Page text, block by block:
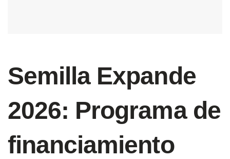
Semilla Expande
2026: Programa de
financiamiento